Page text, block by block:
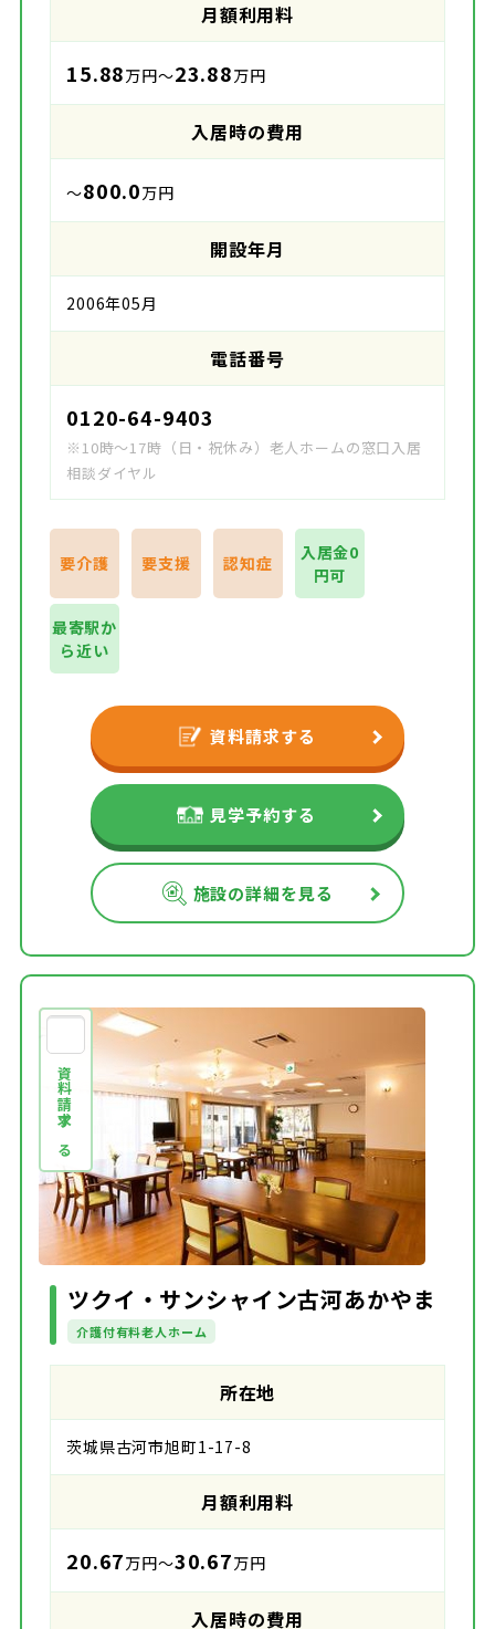
月額利用料
15.88万円～23.88万円
入居時の費用
～800.0万円
開設年月
2006年05月
電話番号
0120-64-9403
※10時～17時（日・祝休み）老人ホームの窓口入居
相談ダイヤル
要介護 要支援 認知症
入居金0
円可
最寄駅か
ら近い
資料請求する
見学予約する
施設の詳細を見る
資料請求する
ツクイ・サンシャイン古河あかやま
介護付有料老人ホーム
所在地
茨城県古河市旭町1-17-8
月額利用料
20.67万円～30.67万円
入居時の費用